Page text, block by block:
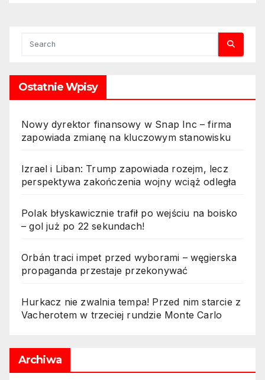
Ostatnie Wpisy
Nowy dyrektor finansowy w Snap Inc – firma
zapowiada zmianę na kluczowym stanowisku
Izrael i Liban: Trump zapowiada rozejm, lecz
perspektywa zakończenia wojny wciąż odległa
Polak błyskawicznie trafił po wejściu na boisko
– gol już po 22 sekundach!
Orbán traci impet przed wyborami – węgierska
propaganda przestaje przekonywać
Hurkacz nie zwalnia tempa! Przed nim starcie z
Vacherotem w trzeciej rundzie Monte Carlo
Archiwa